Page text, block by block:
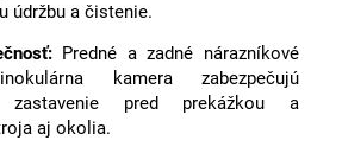
údržbu a čistenie.
Predné a zadné nárazníkové
kamera zabezpečujú
zastavenie pred prekážkou a
aj okolia.